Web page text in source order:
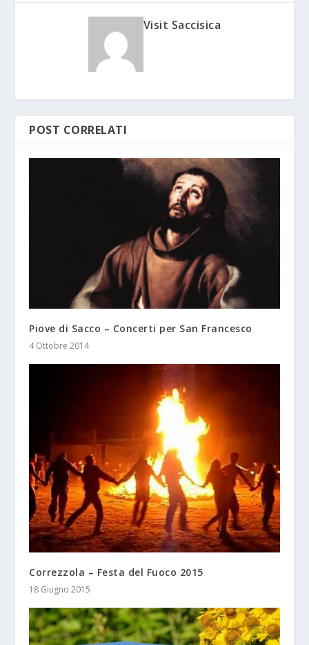
Visit Saccisica
POST CORRELATI
Piove di Sacco – Concerti per San Francesco
4 Ottobre 2014
Correzzola – Festa del Fuoco 2015
18 Giugno 2015